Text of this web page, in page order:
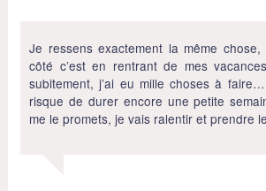
Je ressens exactement la même
côté c’est en rentrant de mes
subitement, j’ai eu mille choses à
risque de durer encore une petite
me le promets, je vais ralentir et prendre